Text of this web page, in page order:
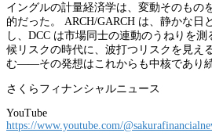
イングルの計量経済学は、変動そのもの
的だった。 ARCH/GARCH は、静かな日
し、DCC は市場同士の連動のうねりを
候リスクの時代に、波打つリスクを見え
む——その発想はこれからも中核であり続
さくらフィナンシャルニュース
YouTube
https://www.youtube.com/